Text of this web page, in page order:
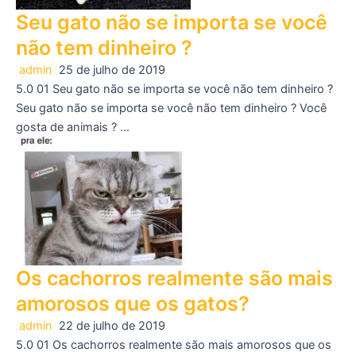
Seu gato não se importa se você
não tem dinheiro ?
admin 25 de julho de 2019
5.0 01 Seu gato não se importa se você não tem dinheiro ?
Seu gato não se importa se você não tem dinheiro ? Você
gosta de animais ? …
Os cachorros realmente são mais
amorosos que os gatos?
admin 22 de julho de 2019
5.0 01 Os cachorros realmente são mais amorosos que os